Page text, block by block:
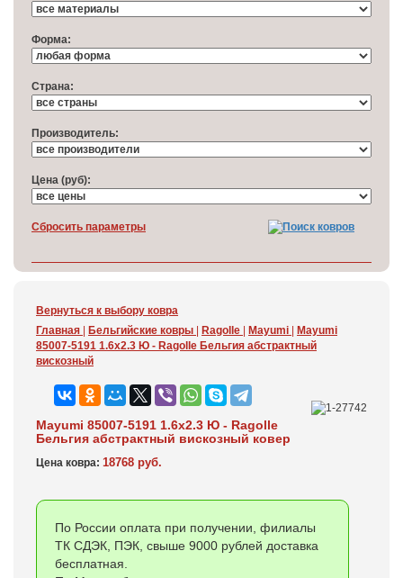
Форма:
Cтрана:
Производитель:
Цена (руб):
Cбросить параметры
Вернуться к выбору ковра
Главная
Бельгийские ковры Ragolle Mayumi
Mayumi
85007-5191 1.6x2.3 Ю - Ragolle Бельгия абстрактный
вискозный
Mayumi 85007-5191 1.6x2.3 Ю - Ragolle
Бельгия абстрактный вискозный ковер
Цена ковра: 18768 руб.
По России оплата при получении, филиалы
ТК СДЭК, ПЭК, свыше 9000 рублей доставка
бесплатная.